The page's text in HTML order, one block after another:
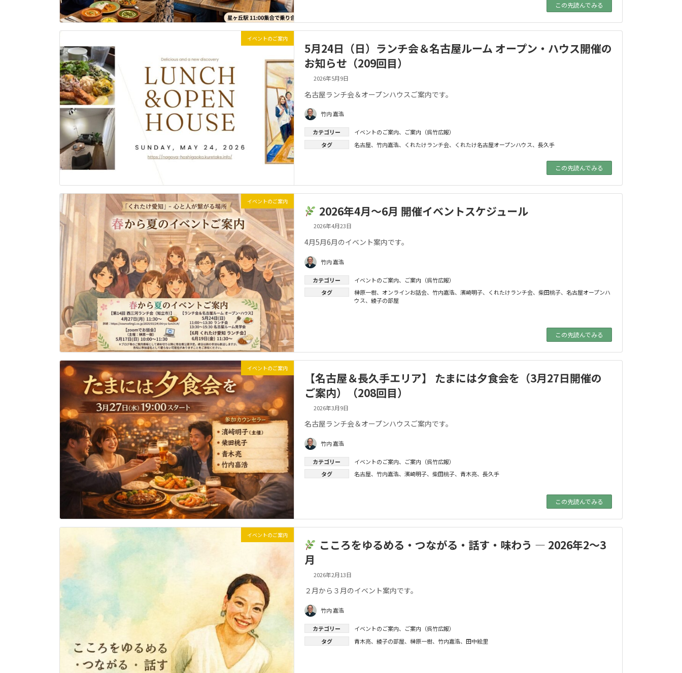
この先読んでみる
イベントのご案内
5月24日（日）ランチ会＆名古屋ルーム オープン・ハウス開催の
お知らせ（209回目）
2026年5月9日
名古屋ランチ会＆オープンハウスご案内です。
竹内 嘉浩
カテゴリー イベントのご案内、 ご案内（呉竹広報）
タグ
名古屋、 竹内嘉浩、 くれたけランチ会、 くれたけ名古屋オープンハウス、 長久手
この先読んでみる
イベントのご案内
2026年4月〜6月 開催イベントスケジュール
2026年4月23日
4月5月6月のイベント案内です。
竹内 嘉浩
カテゴリー イベントのご案内、
ご案内（呉竹広報）
タグ
榊原一樹、 オンラインお話会、 竹内嘉浩、 濱崎明子、 くれたけランチ会、 柴田桃子、 名古屋オープンハ
ウス、 綾子の部屋
この先読んでみる
イベントのご案内
【名古屋＆長久手エリア】 たまには夕食会を（3月27日開催の
ご案内）（208回目）
2026年3月9日
名古屋ランチ会＆オープンハウスご案内です。
竹内 嘉浩
カテゴリー イベントのご案内、
ご案内（呉竹広報）
タグ
名古屋、 竹内嘉浩、 濱崎明子、 柴田桃子、 青木亮、 長久手
この先読んでみる
イベントのご案内
こころをゆるめる・つながる・話す・味わう — 2026年2〜3
月
2026年2月13日
２月から３月のイベント案内です。
竹内 嘉浩
カテゴリー イベントのご案内、
ご案内（呉竹広報）
タグ
青木亮、 綾子の部屋、 榊原一樹、 竹内嘉浩、 田中絵里